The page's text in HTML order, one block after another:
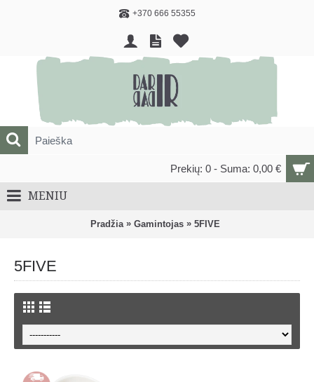
+370 666 55355
Prekių: 0 - Suma: 0,00 €
MENIU
Pradžia » Gamintojas » 5FIVE
5FIVE